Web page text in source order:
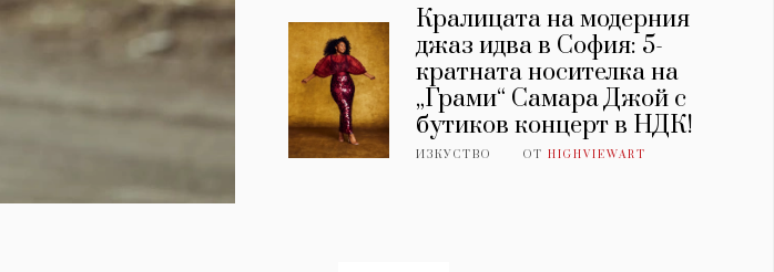
Кралицата на модерния
джаз идва в София: 5-
кратната носителка на
„Грами“ Самара Джой с
бутиков концерт в НДК!
ИЗКУСТВО ОТHIGHVIEWART